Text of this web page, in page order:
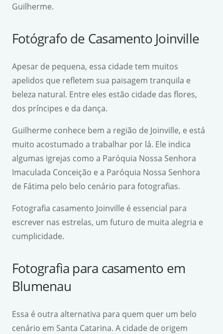
Guilherme.
Fotógrafo de Casamento Joinville
Apesar de pequena, essa cidade tem muitos
apelidos que refletem sua paisagem tranquila e
beleza natural. Entre eles estão cidade das flores,
dos príncipes e da dança.
Guilherme conhece bem a região de Joinville, e está
muito acostumado a trabalhar por lá. Ele indica
algumas igrejas como a Paróquia Nossa Senhora
Imaculada Conceição e a Paróquia Nossa Senhora
de Fátima pelo belo cenário para fotografias.
Fotografia casamento Joinville é essencial para
escrever nas estrelas, um futuro de muita alegria e
cumplicidade.
Fotografia para casamento em
Blumenau
Essa é outra alternativa para quem quer um belo
cenário em Santa Catarina. A cidade de origem